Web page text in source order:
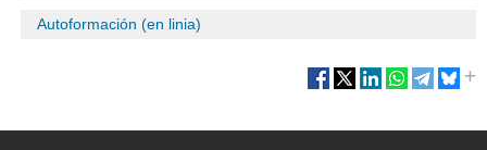
Autoformación (en linia)